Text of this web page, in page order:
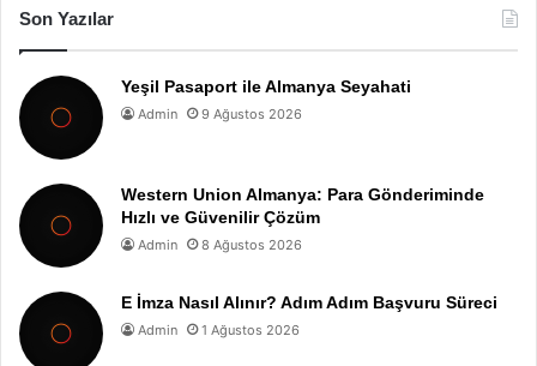
Son Yazılar
Yeşil Pasaport ile Almanya Seyahati
Admin 9 Ağustos 2026
Western Union Almanya: Para Gönderiminde
Hızlı ve Güvenilir Çözüm
Admin 8 Ağustos 2026
E İmza Nasıl Alınır? Adım Adım Başvuru Süreci
Admin 1 Ağustos 2026